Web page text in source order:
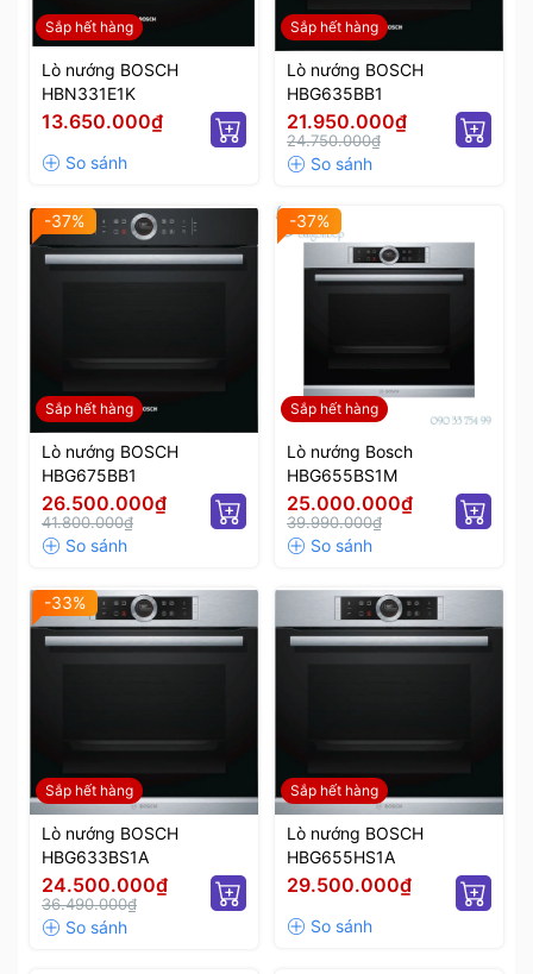
Sắp hết hàng
Lò nướng BOSCH
HBN331E1K
13.650.000₫
Sắp hết hàng
Lò nướng BOSCH
HBG635BB1
21.950.000₫
24.750.000₫
Sắp hết hàng
-37%
Lò nướng BOSCH
HBG675BB1
26.500.000₫
41.800.000₫
Sắp hết hàng
-37%
Lò nướng Bosch
HBG655BS1M
25.000.000₫
39.990.000₫
Sắp hết hàng
-33%
Lò nướng BOSCH
HBG633BS1A
24.500.000₫
36.490.000₫
Sắp hết hàng
Lò nướng BOSCH
HBG655HS1A
29.500.000₫